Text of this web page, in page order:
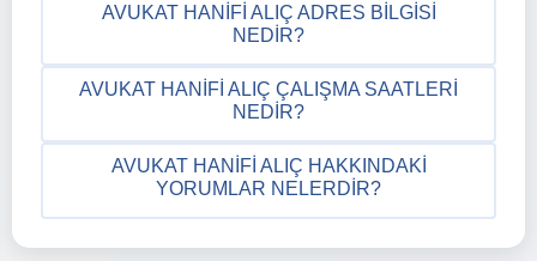
AVUKAT HANIFI ALIÇ ADRES BILGISI
NEDIR?
AVUKAT HANIFI ALIÇ ÇALIŞMA SAATLERI
NEDIR?
AVUKAT HANIFI ALIÇ HAKKINDAKI
YORUMLAR NELERDIR?